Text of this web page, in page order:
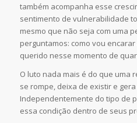
também acompanha esse
sentimento de vulnerabilidade
mesmo que não seja com uma
perguntamos: como vou
querido nesse momento de
O luto nada mais é do que uma
se rompe, deixa de existir e
Independentemente do tipo de
essa condição dentro de seus